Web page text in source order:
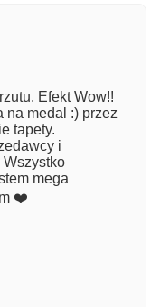
Efekt Wow!!
na medal :) przez
tapety.
i
Wszystko
mega
❤️